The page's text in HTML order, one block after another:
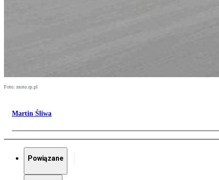
Foto: moto.rp.pl
Martin Śliwa
Powiązane